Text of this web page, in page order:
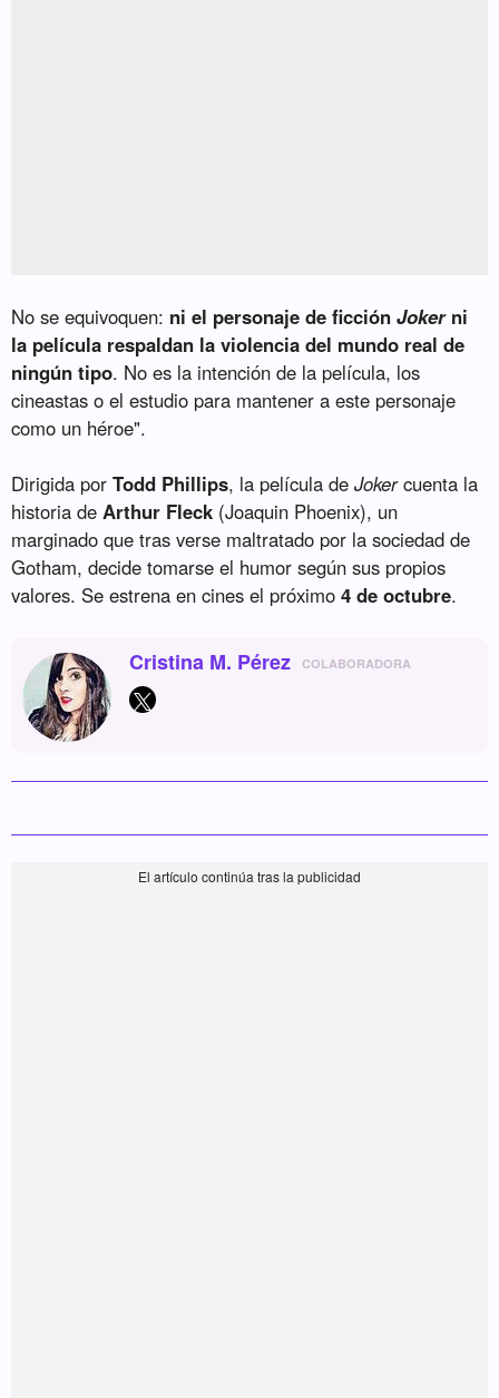
No se equivoquen: ni el personaje de ficciónJokerni
la película respaldan la violencia del mundo real de
ningún tipo. No es la intención de la película, los
cineastas o el estudio para mantener a este personaje
como un héroe".
Dirigida porTodd Phillips, la película deJokercuenta la
historia deArthur Fleck (Joaquin Phoenix), un
marginado que tras verse maltratado por la sociedad de
Gotham, decide tomarse el humor según sus propios
valores. Se estrena en cines el próximo4 de octubre.
Cristina M. Pérez COLABORADORA